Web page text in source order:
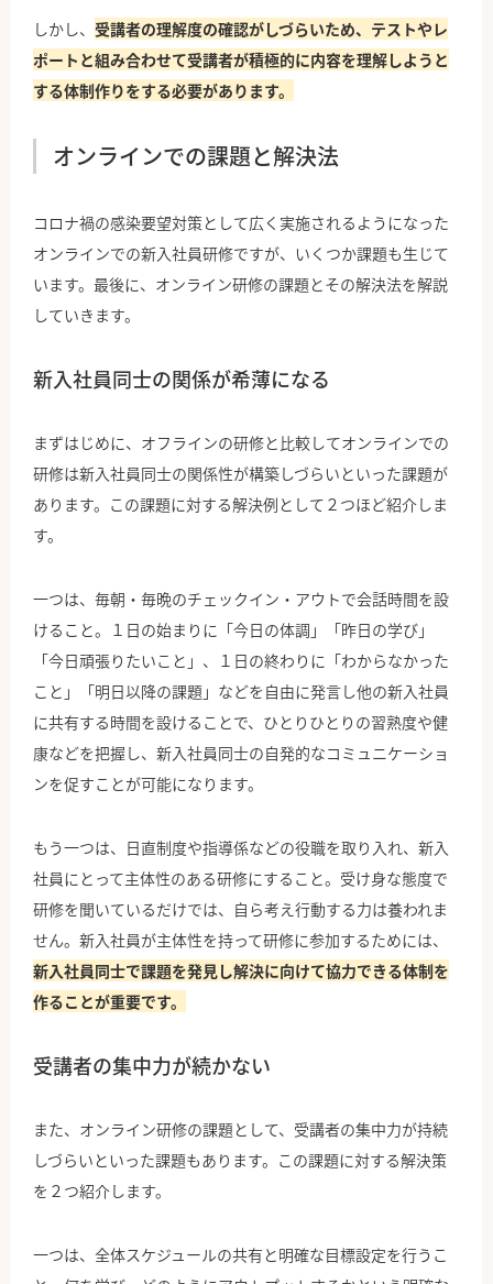
しかし、 受講者の理解度の確認がしづらいため、テストやレ
ポートと組み合わせて受講者が積極的に内容を理解しようと
する体制作りをする必要があります。
オンラインでの課題と解決法
コロナ禍の感染要望対策として広く実施されるようになった
オンラインでの新入社員研修ですが、いくつか課題も生じて
います。最後に、オンライン研修の課題とその解決法を解説
していきます。
新入社員同士の関係が希薄になる
まずはじめに、オフラインの研修と比較してオンラインでの
研修は新入社員同士の関係性が構築しづらいといった課題が
あります。この課題に対する解決例として２つほど紹介しま
す。
一つは、毎朝・毎晩のチェックイン・アウトで会話時間を設
けること。１日の始まりに「今日の体調」「昨日の学び」
「今日頑張りたいこと」、１日の終わりに「わからなかった
こと」「明日以降の課題」などを自由に発言し他の新入社員
に共有する時間を設けることで、ひとりひとりの習熟度や健
康などを把握し、新入社員同士の自発的なコミュニケーショ
ンを促すことが可能になります。
もう一つは、日直制度や指導係などの役職を取り入れ、新入
社員にとって主体性のある研修にすること。受け身な態度で
研修を聞いているだけでは、自ら考え行動する力は養われま
せん。新入社員が主体性を持って研修に参加するためには、
新入社員同士で課題を発見し解決に向けて協力できる体制を
作ることが重要です。
受講者の集中力が続かない
また、オンライン研修の課題として、受講者の集中力が持続
しづらいといった課題もあります。この課題に対する解決策
を２つ紹介します。
一つは、全体スケジュールの共有と明確な目標設定を行うこ